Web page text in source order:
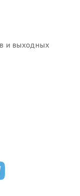
и выходных